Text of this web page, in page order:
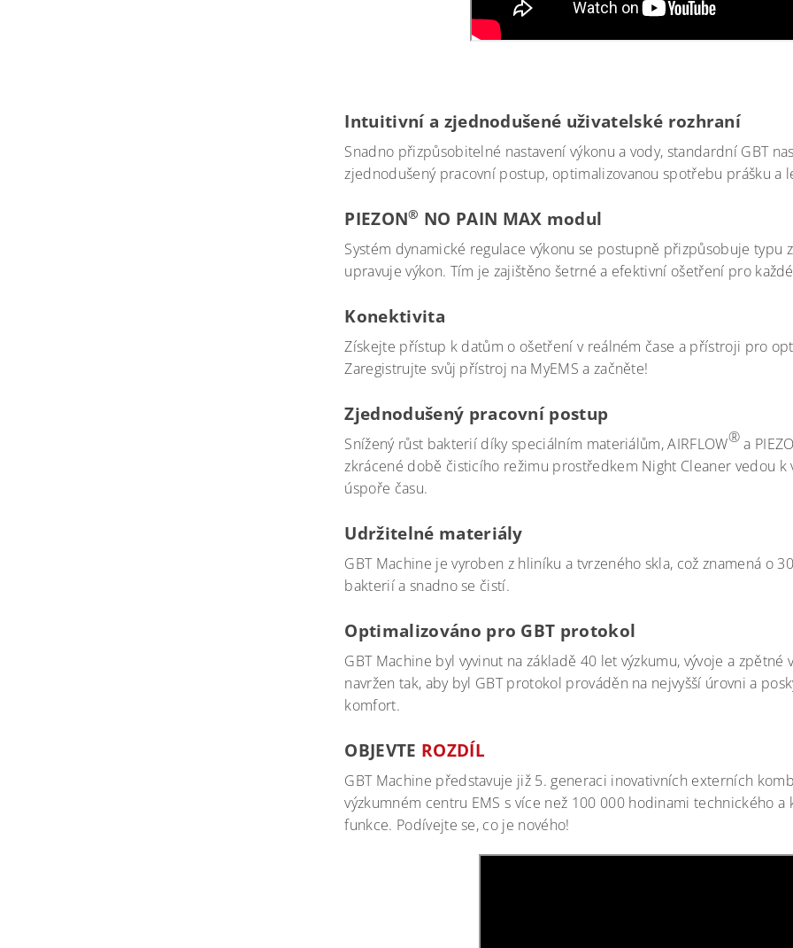
Intuitivní a zjednodušené uživatelské rozhraní
Snadno přizpůsobitelné nastavení výkonu a vody, standardní GBT
zjednodušený pracovní postup, optimalizovanou spotřebu prášku a
PIEZON® NO PAIN MAX modul
Systém dynamické regulace výkonu se postupně přizpůsobuje
upravuje výkon. Tím je zajištěno šetrné a efektivní ošetření pro
Konektivita
Získejte přístup k datům o ošetření v reálném čase a přístroji pro
Zaregistrujte svůj přístroj na MyEMS a začněte!
Zjednodušený pracovní postup
Snížený růst bakterií díky speciálním materiálům, AIRFLOW®a
zkrácené době čisticího režimu prostředkem Night Cleaner vedou
úspoře času.
Udržitelné materiály
GBT Machine je vyroben z hliníku a tvrzeného skla, což znamená o
bakterií a snadno se čistí.
Optimalizováno pro GBT protokol
GBT Machine byl vyvinut na základě 40 let výzkumu, vývoje a
navržen tak, aby byl GBT protokol prováděn na nejvyšší úrovni a
komfort.
OBJEVTE ROZDÍL
GBT Machine představuje již 5. generaci inovativních externích
výzkumném centru EMS s více než 100 000 hodinami technického
funkce. Podívejte se, co je nového!